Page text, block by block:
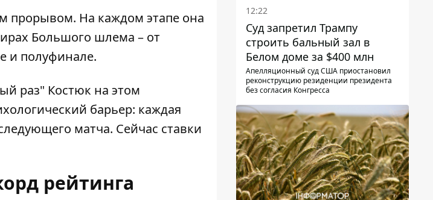
прорывом. На каждом этапе она
Большого шлема – от
и полуфинале.
раз" Костюк на этом
барьер: каждая
матча. Сейчас ставки
рейтинга
12:22
Суд запретил Трампу
строить бальный зал в
Белом доме за $400 млн
Апелляционный суд США приостановил
реконструкцию резиденции президента
без согласия Конгресса